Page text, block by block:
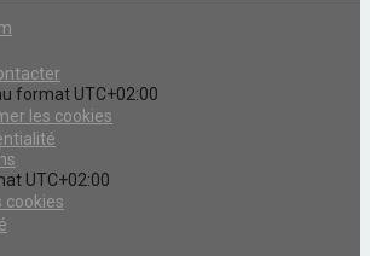
format UTC+02:00
les cookies
UTC+02:00
cookies